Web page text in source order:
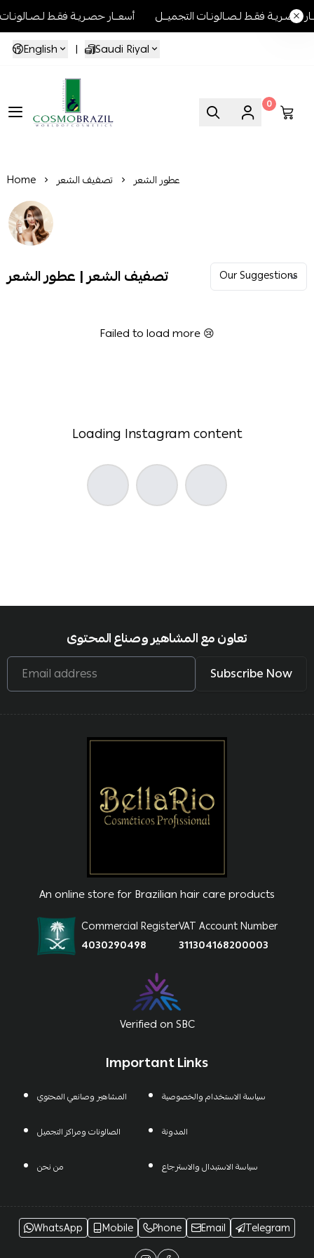
أسعــار حصـريـة فقـط
حصـريـة فقـط لـصـالونـات التجميــل
English
| Saudi Riyal
Cosmo Brazil
0
Home تصفيف الشعر عطور الشعر
تصفيف الشعر | عطور الشعر
Failed to load more 😢
Loading Instagram content
تعاون مع المشاهير وصناع المحتوى
Email address Subscribe Now
Important Links
المشاهير وصانعي المحتوي
الصالونات ومراكز التجميل
من نحن
سياسة الاستخدام والخصوصية
المدونة
سياسة الاستبدال والاسترجاع
An online store for Brazilian hair care products
Commercial Register
4030290498
VAT Account Number
311304168200003
Verified on SBC
WhatsApp Mobile Phone Email Telegram